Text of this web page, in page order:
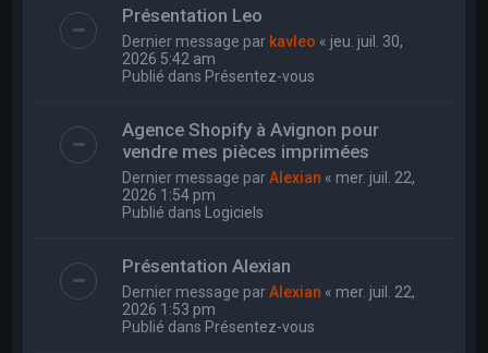
Présentation Leo
Dernier message par kavleo « jeu. juil. 30,
2026 5:42 am
Publié dans Présentez-vous
Agence Shopify à Avignon pour
vendre mes pièces imprimées
Dernier message parAlexian « mer. juil. 22,
2026 1:54 pm
Publié dans Logiciels
Présentation Alexian
Dernier message parAlexian « mer. juil. 22,
2026 1:53 pm
Publié dans Présentez-vous